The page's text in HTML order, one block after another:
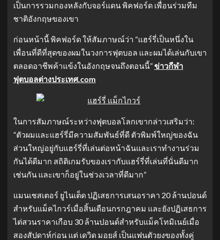
เป็นการรวมกองหลังกับจอร์แดน พิคฟอร์ด เพื่อนร่วมทีม
ชาติอังกฤษของเขา
ก่อนหน้านี้ พิคฟอร์ด ให้สัมภาษณ์ว่า “แฮร์รี่เป็นหนึ่งใน
เพื่อนที่ดีที่สุดของผมในวงการฟุตบอล และผมได้เล่นกับเขา
ตลอดอาชีพค้าแข้งในอังกฤษจนถึงตอนนี้”ข่าวกีฬา
ฟุตบอลต่างประเทศ.com
ในการสัมภาษณ์ระหว่างฟุตบอลโลกเขากล่าวเสริมว่า:
“ตัวผมและแฮร์รี่มีความสัมพันธ์ที่ดี ตัวพิมพ์ใหญ่ของฉัน
ส่วนใหญ่อยู่กับแฮร์รี่ที่เล่นต่อหน้าฉันและเราทำงานร่วม
กันได้ดีมาก สถิติเกมรับของเรากับแฮร์รี่ที่เล่นที่นั่นดีมาก
เช่นกัน และเขาก็อยู่ในช่วงเวลาที่ดีมาก”
แมนเชสเตอร์ ยูไนเต็ด ปฏิเสธการเสนอราคา 20 ล้านปอนด์
สำหรับแม็คไกวร์เมื่อสิ้นเดือนกรกฎาคม และยังปฏิเสธการ
ไต่สวนราคาเกือบ 30 ล้านปอนด์สำหรับแม็คโทมิเนย์เมื่อ
สองสัปดาห์ก่อน แต่ เดวิด มอยส์ เป็นแฟนตัวยงของทั้งคู่